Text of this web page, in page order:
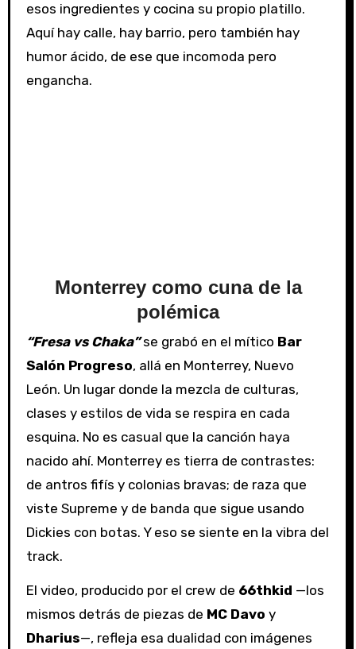
esos ingredientes y cocina su propio platillo.
Aquí hay calle, hay barrio, pero también hay
humor ácido, de ese que incomoda pero
engancha.
Monterrey como cuna de la
polémica
“Fresa vs Chaka”se grabó en el mítico Bar
Salón Progreso, allá en Monterrey, Nuevo
León. Un lugar donde la mezcla de culturas,
clases y estilos de vida se respira en cada
esquina. No es casual que la canción haya
nacido ahí. Monterrey es tierra de contrastes:
de antros fifís y colonias bravas; de raza que
viste Supreme y de banda que sigue usando
Dickies con botas. Y eso se siente en la vibra del
track.
El video, producido por el crew de 66thkid —los
mismos detrás de piezas de MC Davo y
Dharius—, refleja esa dualidad con imágenes